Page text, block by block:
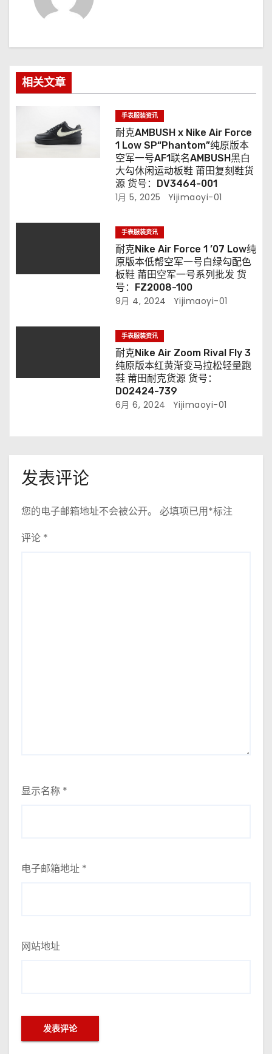
相关文章
手表服装资讯
耐克AMBUSH x Nike Air Force
1 Low SP“Phantom”纯原版本
空军一号AF1联名AMBUSH黑白
大勾休闲运动板鞋 莆田复刻鞋货
源 货号：DV3464-001
1月 5, 2025 Yijimaoyi-01
手表服装资讯
耐克Nike Air Force 1 ’07 Low纯
原版本低帮空军一号白绿勾配色
板鞋 莆田空军一号系列批发 货
号：FZ2008-100
9月 4, 2024 Yijimaoyi-01
手表服装资讯
耐克Nike Air Zoom Rival Fly 3
纯原版本红黄渐变马拉松轻量跑
鞋 莆田耐克货源 货号：
DO2424-739
6月 6, 2024 Yijimaoyi-01
发表评论
您的电子邮箱地址不会被公开。 必填项已用*标注
评论 *
显示名称 *
电子邮箱地址 *
网站地址